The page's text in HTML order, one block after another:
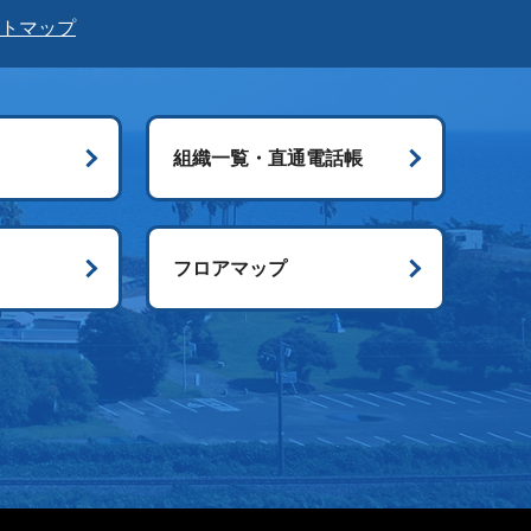
マップ
組織一覧・直通電話帳
フロアマップ